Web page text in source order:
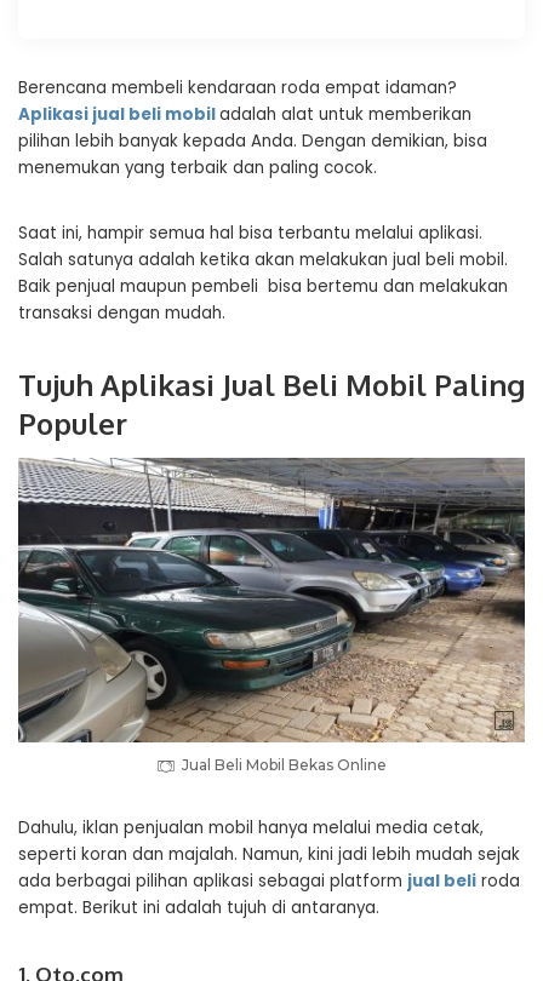
Berencana membeli kendaraan roda empat idaman?
Aplikasi jual beli mobiladalah alat untuk memberikan
pilihan lebih banyak kepada Anda. Dengan demikian, bisa
menemukan yang terbaik dan paling cocok.
Saat ini, hampir semua hal bisa terbantu melalui aplikasi.
Salah satunya adalah ketika akan melakukan jual beli mobil.
Baik penjual maupun pembeli bisa bertemu dan melakukan
transaksi dengan mudah.
Tujuh Aplikasi Jual Beli Mobil Paling
Populer
Jual Beli Mobil Bekas Online
Dahulu, iklan penjualan mobil hanya melalui media cetak,
seperti koran dan majalah. Namun, kini jadi lebih mudah sejak
ada berbagai pilihan aplikasi sebagai platform jual beli roda
empat. Berikut ini adalah tujuh di antaranya.
1. Oto.com